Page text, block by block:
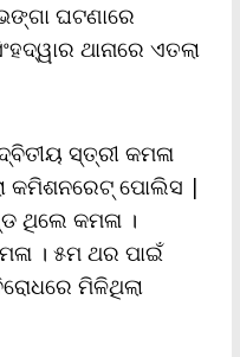
ଘଟଣାରେ
ଥାନାରେ ଏତଲା
ସ୍ତ୍ରୀ କମଳା
କମିଶନରେଟ୍‌ ପୋଲିସ |
ଥିଲେ କମଳା ।
। ୫ମ ଥର ପାଇଁ
ମିଳିଥିଲା